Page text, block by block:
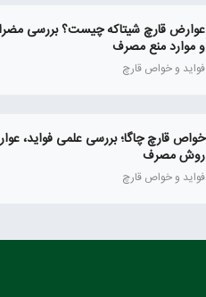
عوارض قارچ شیتاکه چیست؟ بررسی
و موارد منع مصرف
فواید و خواص قارچ
خواص قارچ چاگا؛ بررسی علمی فواید،
روش مصرف
فواید و خواص قارچ